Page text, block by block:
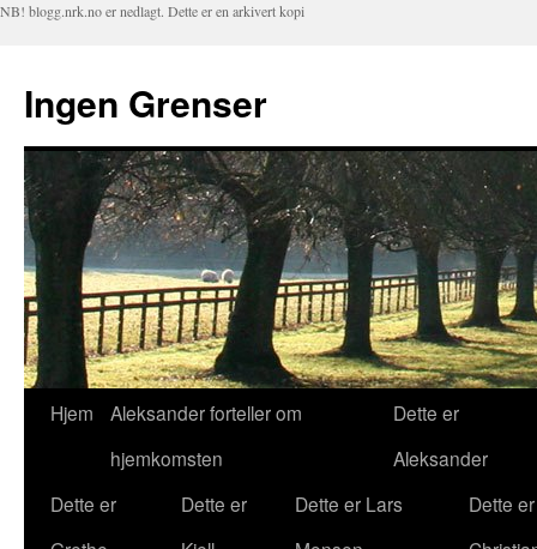
NB! blogg.nrk.no er nedlagt. Dette er en arkivert kopi
Ingen Grenser
Hopp
innhold
Hjem
Aleksander forteller om
hjemkomsten
Dette er
Aleksander
Dette er
Dette er
Dette er Lars
Dette